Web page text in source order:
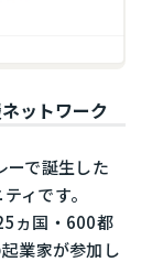
ットワーク
で誕生した
ィです。
ヵ国・600都
業家が参加し